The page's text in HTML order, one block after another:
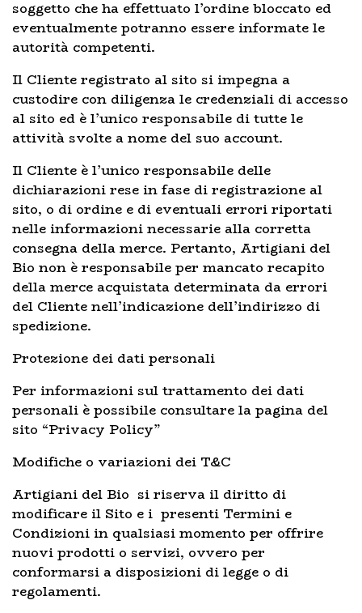
soggetto che ha effettuato l’ordine bloccato ed
eventualmente potranno essere informate le
autorità competenti.
Il Cliente registrato al sito si impegna a
custodire con diligenza le credenziali di accesso
al sito ed è l’unico responsabile di tutte le
attività svolte a nome del suo account.
Il Cliente è l’unico responsabile delle
dichiarazioni rese in fase di registrazione al
sito, o di ordine e di eventuali errori riportati
nelle informazioni necessarie alla corretta
consegna della merce. Pertanto, Artigiani del
Bio non è responsabile per mancato recapito
della merce acquistata determinata da errori
del Cliente nell’indicazione dell’indirizzo di
spedizione.
Protezione dei dati personali
Per informazioni sul trattamento dei dati
personali è possibile consultare la pagina del
sito “Privacy Policy”
Modifiche o variazioni dei T&C
Artigiani del Bio si riserva il diritto di
modificare il Sito e i presenti Termini e
Condizioni in qualsiasi momento per offrire
nuovi prodotti o servizi, ovvero per
conformarsi a disposizioni di legge o di
regolamenti.